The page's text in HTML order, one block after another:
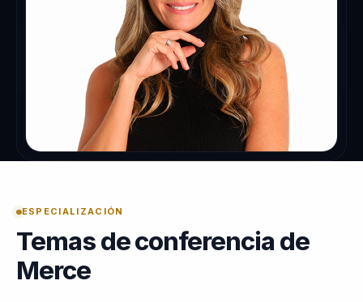
ESPECIALIZACIÓN
Temas de conferencia de
Merce